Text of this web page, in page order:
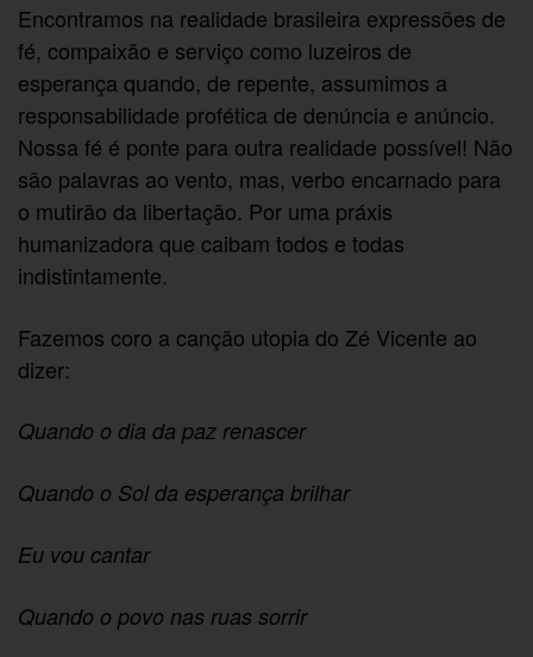
Encontramos na realidade brasileira expressões de
fé, compaixão e serviço como luzeiros de
esperança quando, de repente, assumimos a
responsabilidade profética de denúncia e anúncio.
Nossa fé é ponte para outra realidade possível! Não
são palavras ao vento, mas, verbo encarnado para
o mutirão da libertação. Por uma práxis
humanizadora que caibam todos e todas
indistintamente.
Fazemos coro a canção utopia do Zé Vicente ao
dizer:
Quando o dia da paz renascer
Quando o Sol da esperança brilhar
Eu vou cantar
Quando o povo nas ruas sorrir